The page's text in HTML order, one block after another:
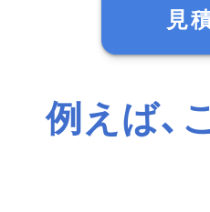
見
例えば、